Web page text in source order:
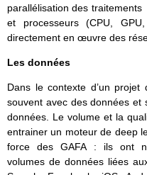
parallélisation des traitements
et processeurs (CPU,
directement en œuvre des
Les données
Dans le contexte d’un projet
souvent avec des données et
données. Le volume et la
entrainer un moteur de deep
force des GAFA : ils ont
volumes de données liées